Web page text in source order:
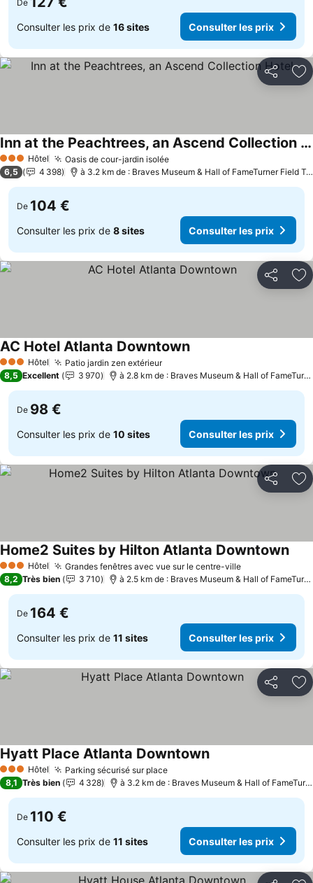
De
Consulter les prix de 16 sites Consulter les prix
Partager
3 ÉtoilesHôtel Oasis de cour-jardin isolée
Inn at the Peachtrees, an Ascend Collection Hotel
6,5 4 398 à 3.2 km de : Braves Museum & Hall of FameTurner Field Tours
De 104 €
Consulter les prix de 8 sites Consulter les prix
Partager
3 ÉtoilesHôtel Patio jardin zen extérieur
AC Hotel Atlanta Downtown
8,5 Excellent 3 970 à 2.8 km de : Braves Museum & Hall of FameTurner Field Tours
De 98 €
Consulter les prix de 10 sites Consulter les prix
Partager
3 ÉtoilesHôtel Grandes fenêtres avec vue sur le centre-ville
Home2 Suites by Hilton Atlanta Downtown
8,2 Très bien 3 710 à 2.5 km de : Braves Museum & Hall of FameTurner Field Tours
De 164 €
Consulter les prix de 11 sites Consulter les prix
Partager
3 ÉtoilesHôtel Parking sécurisé sur place
Hyatt Place Atlanta Downtown
8,1 Très bien 4 328 à 3.2 km de : Braves Museum & Hall of FameTurner Field Tours
De 110 €
Consulter les prix de 11 sites Consulter les prix